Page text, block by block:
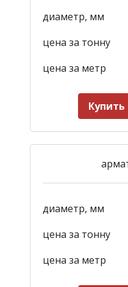
диаметр, мм
цена за тонну
цена за метр
Купить
диаметр, мм
цена за тонну
цена за метр